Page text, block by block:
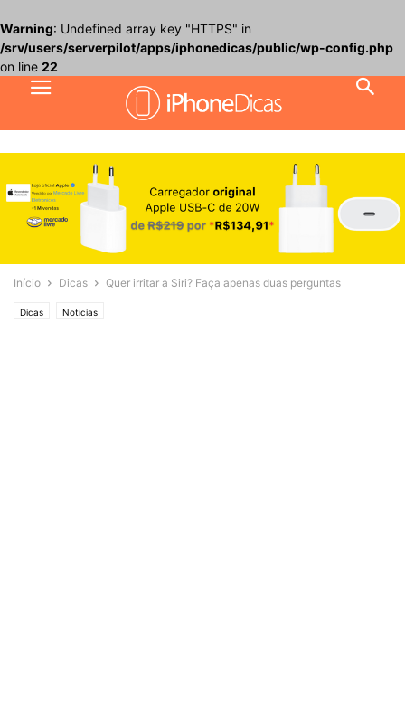
Warning: Undefined array key "HTTPS" in
/srv/users/serverpilot/apps/iphonedicas/public/wp-config.php
on line 22
Início Dicas Quer irritar a Siri? Faça apenas duas perguntas
Dicas Notícias